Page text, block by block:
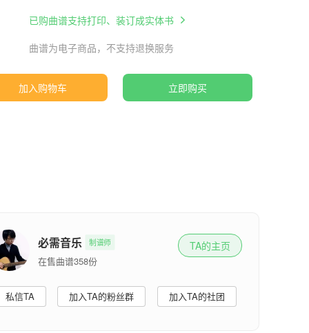
已购曲谱支持打印、装订成实体书
曲谱为电子商品，不支持退换服务
加入购物车 立即购买
必需音乐 制谱师
在售曲谱358份
TA的主页
私信TA 加入TA的粉丝群 加入TA的社团